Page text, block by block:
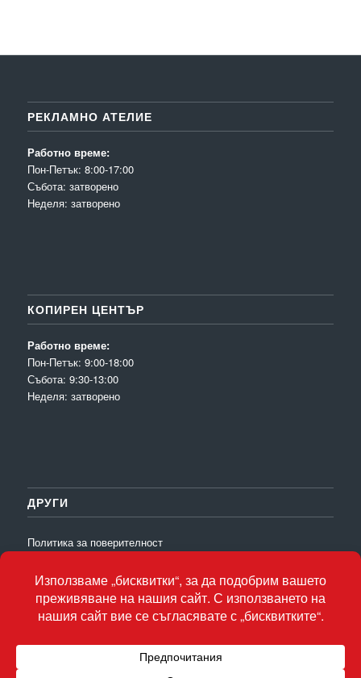
РЕКЛАМНО АТЕЛИЕ
Работно време:
Пон-Петък: 8:00-17:00
Събота: затворено
Неделя: затворено
КОПИРЕН ЦЕНТЪР
Работно време:
Пон-Петък: 9:00-18:00
Събота: 9:30-13:00
Неделя: затворено
ДРУГИ
Политика за поверителност
Контакти